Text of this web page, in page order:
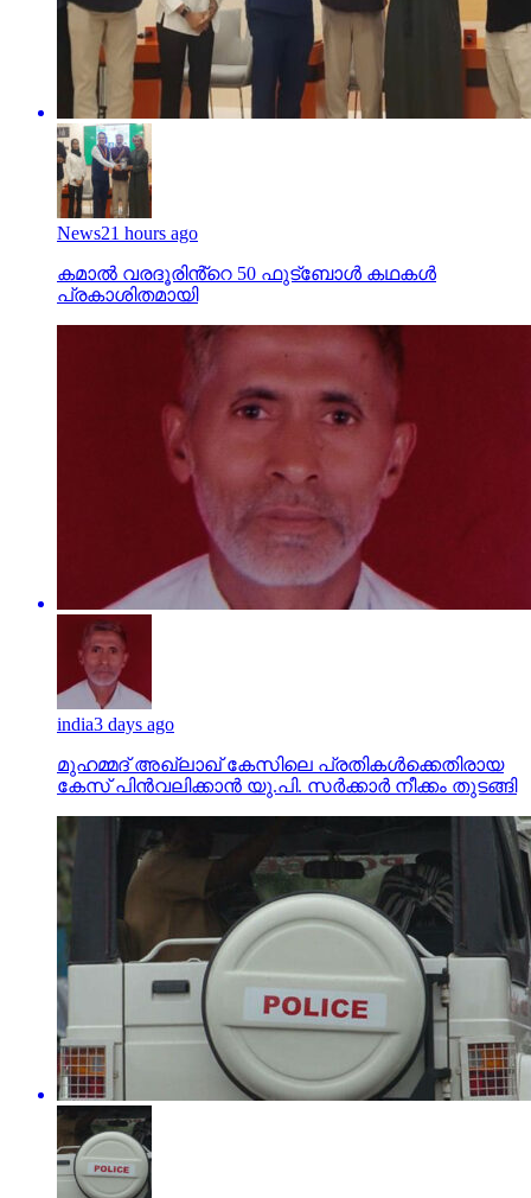
News21 hours ago
കമാൽ വരദൂരിൻ്റെ 50 ഫുട്ബോൾ കഥകൾ
പ്രകാശിതമായി
india3 days ago
മുഹമ്മദ് അഖ്‌ലാഖ് കേസിലെ പ്രതികള്‍ക്കെതിരായ
കേസ് പിന്‍വലിക്കാന്‍ യു.പി. സര്‍ക്കാര്‍ നീക്കം തുടങ്ങി